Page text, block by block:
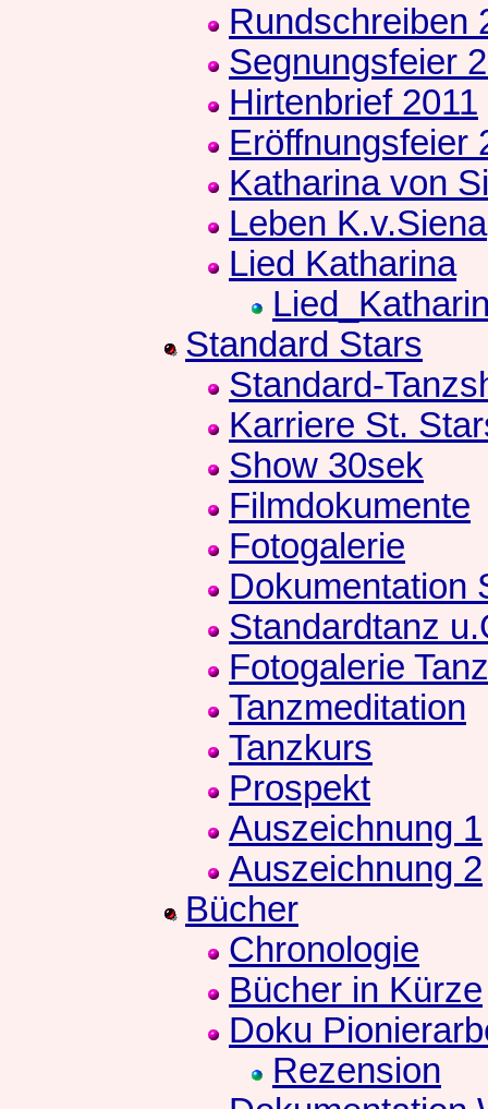
Rundschreiben
Segnungsfeier
Hirtenbrief 2011
Eröffnungsfeier
Katharina von
Leben K.v.Siena
Lied Katharina
Standard Stars
Standard-
Karriere St.
Show 30sek
Filmdokumente
Fotogalerie
Dokumentation
Standardtanz
Fotogalerie
Tanzmeditation
Tanzkurs
Prospekt
Auszeichnung 1
Auszeichnung 2
Bücher
Chronologie
Bücher in Kürze
Doku
Rezension